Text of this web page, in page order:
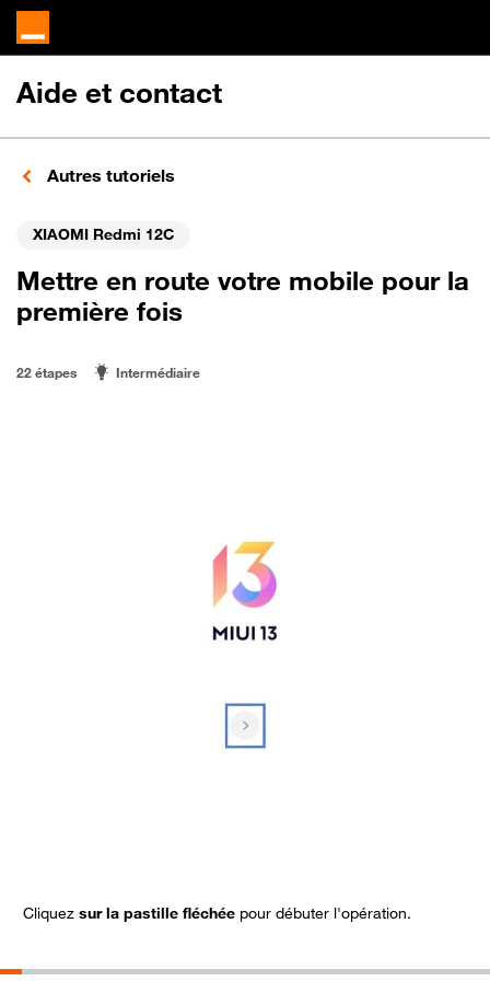
Aide et contact
Autres tutoriels
XIAOMI Redmi 12C
Mettre en route votre mobile pour la
première fois
22 étapes Intermédiaire
Cliquez sur la pastille fléchée pour débuter l'opération.